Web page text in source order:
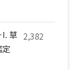
2,382
I. 草